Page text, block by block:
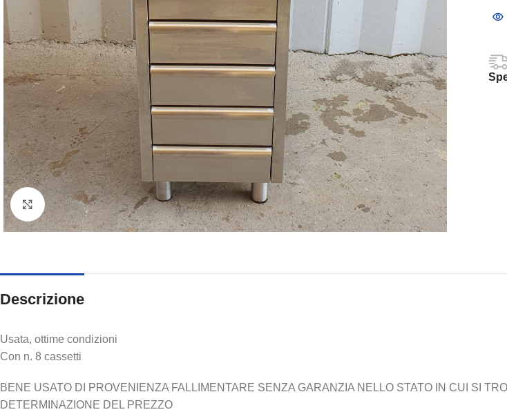
Clicca per ingrandire
Descrizione
Usata, ottime condizioni
Con n. 8 cassetti
BENE USATO DI PROVENIENZA FALLIMENTARE SENZA GARANZIA NELLO STATO IN CUI SI
DETERMINAZIONE DEL PREZZO